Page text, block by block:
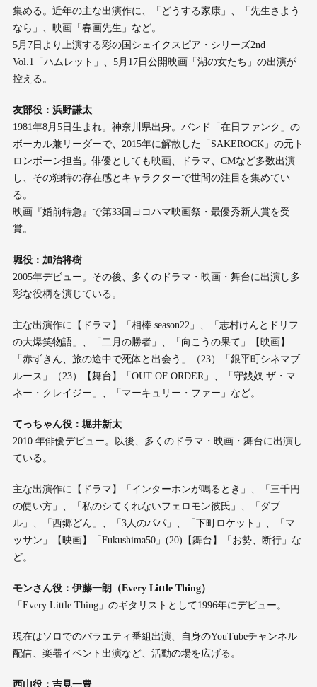
集める。近年の主な出演作に、「どうする家康」、「先生さよう
なら」、映画「春画先生」など。
5月7日より上演する彩の国シェイクスピア・シリーズ2nd
Vol.1「ハムレット」、5月17日公開映画「湖の女たち」の出演が
控える。
友部役：浜野謙太
1981年8月5日生まれ。神奈川県出身。バンド「在日ファンク」の
ボーカル兼リーダーで、2015年に解散した「SAKEROCK」の元ト
ロンボーン担当。俳優としても映画、ドラマ、CMなど多数出演
し、その独特の存在感とキャラクターで世間の注目を集めてい
る。
映画『婚前特急』で第33回ヨコハマ映画祭・最優秀新人賞を受
賞。
堀役：加治将樹
2005年デビュー。その後、多くのドラマ・映画・舞台に出演し多
彩な役柄を演じている。
主な出演作に【ドラマ】「相棒 season22」、「志村けんとドリフ
の大爆笑物語」、「二月の勝者」、「向こうの果て」【映画】
「赤ずきん、旅の途中で死体と出会う」（23）「銀平町シネマブ
ルース」（23）【舞台】「OUT OF ORDER」、「守銭奴 ザ・マ
ネー・クレイジー」、「マーキュリー・ファー」など。
てっちゃん役：堀井新太
2010 年俳優デビュー。以後、多くのドラマ・映画・舞台に出演し
ている。
主な出演作に【ドラマ】「インターホンが鳴るとき」、「三千円
の使い方」、「私のシてくれないフェロモン彼氏」、「ダブ
ル」、「西郷どん」、「3人のパパ」、「下町ロケット」、「マ
ッサン」【映画】「Fukushima50」(20)【舞台】「お勢、断行」な
ど。
モンさん役：伊藤一朗（Every Little Thing）
「Every Little Thing」のギタリストとして1996年にデビュー。
現在はソロでのバラエティ番組出演、自身のYouTubeチャンネル
配信、楽器イベント出演など、活動の場を広げる。
西山役：吉見一豊